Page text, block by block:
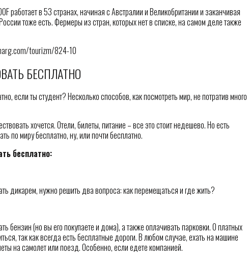
работает в 53 странах, начиная с Австралии и Великобритании и заканчивая
тоже есть. Фермеры из стран, которых нет в списке, на самом деле также
tourizm/824-10
БЕСПЛАТНО
если ты студент? Несколько способов, как посмотреть мир, не потратив много
хочется. Отели, билеты, питание – все это стоит недешево. Но есть
по миру бесплатно, ну, или почти бесплатно.
бесплатно:
дикарем, нужно решить два вопроса: как перемещаться и где жить?
бензин (но вы его покупаете и дома), а также оплачивать парковки. О платных
так как всегда есть бесплатные дороги. В любом случае, ехать на машине
на самолет или поезд. Особенно, если едете компанией.